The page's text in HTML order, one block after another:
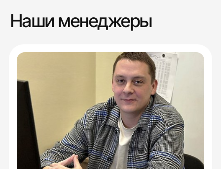
Наши менеджеры